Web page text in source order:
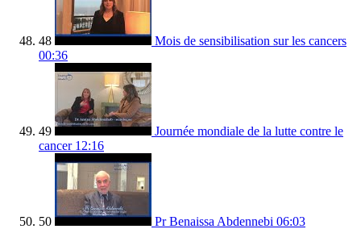
48
Mois de sensibilisation sur les cancers
00:36
49
Journée mondiale de la lutte contre le
cancer 12:16
50 Pr Benaissa Abdennebi 06:03